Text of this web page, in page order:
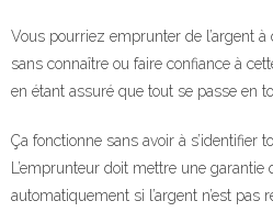
Vous pourriez emprunter de l’argent à
sans connaître ou faire confiance à
en étant assuré que tout se passe en
Ça fonctionne sans avoir à s’identifier
L’emprunteur doit mettre une
automatiquement si l’argent n’est pas